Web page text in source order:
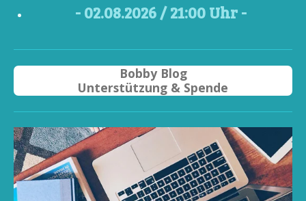
- 02.08.2026 / 21:00 Uhr -
Bobby Blog
Unterstützung & Spende